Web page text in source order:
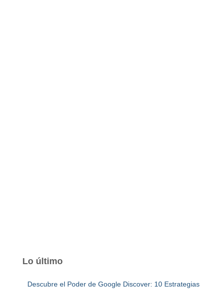
Lo último
Descubre el Poder de Google Discover: 10 Estrategias